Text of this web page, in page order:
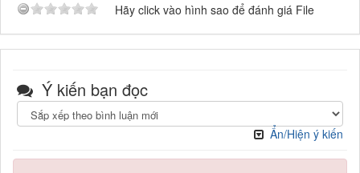
Hãy click vào hình sao để đánh giá File
Ý kiến bạn đọc
Ẩn/Hiện ý kiến